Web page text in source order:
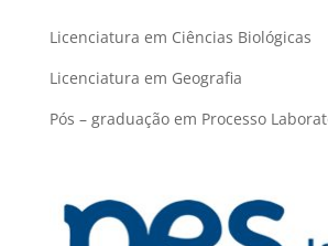
Licenciatura em Ciências Biológicas
Licenciatura em Geografia
Pós – graduação em Processo